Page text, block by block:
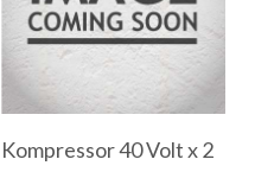
Kompressor 40 Volt x 2